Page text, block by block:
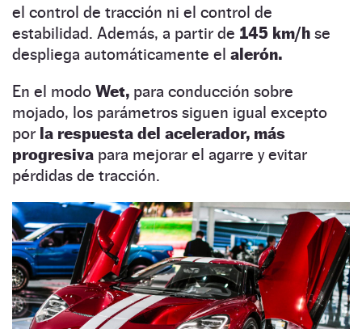
el control de tracción ni el control de
estabilidad. Además, a partir de 145 km/h se
despliega automáticamente el alerón.
En el modo Wet, para conducción sobre
mojado, los parámetros siguen igual excepto
por la respuesta del acelerador, más
progresiva para mejorar el agarre y evitar
pérdidas de tracción.